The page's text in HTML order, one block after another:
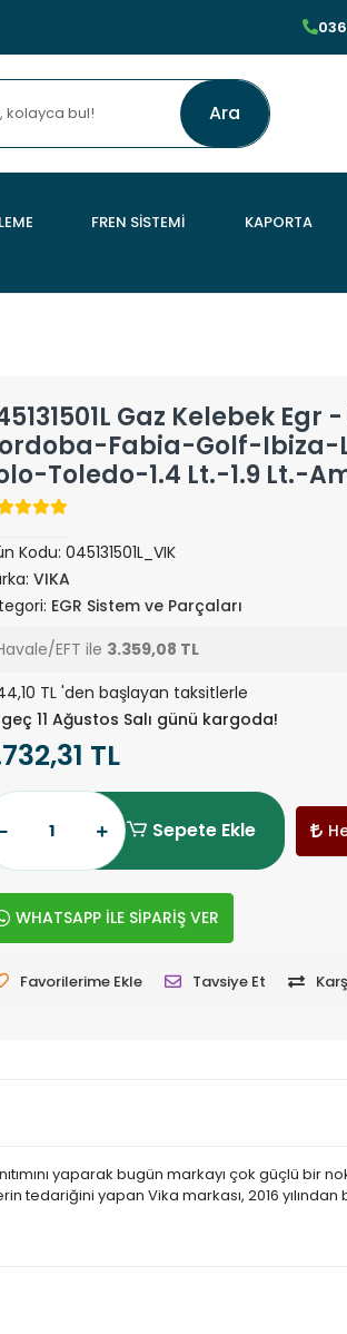
Ara
FREN SİSTEMİ KAPORTA
Gaz Kelebek Egr
Fabia-Golf-Ibiza-
Toledo-1.4 Lt.-1.9 Lt.-
Kodu: 045131501L_VIK
VIKA
EGR Sistem ve Parçaları
EFT ile 3.359,08 TL
TL 'den başlayan taksitlerle
geç 11 Ağustos Salı günü kargoda!
TL
Sepete Ekle
WHATSAPP İLE SİPARİŞ VER
Favorilerime Ekle Tavsiye Et
tanıtımını yaparak bugün markayı çok güçlü
tedariğini yapan Vika markası, 2016